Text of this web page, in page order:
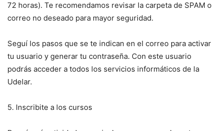
72 horas). Te recomendamos revisar la carpeta de SPAM o
correo no deseado para mayor seguridad.
Seguí los pasos que se te indican en el correo para activar
tu usuario y generar tu contraseña. Con este usuario
podrás acceder a todos los servicios informáticos de la
Udelar.
5. Inscribite a los cursos